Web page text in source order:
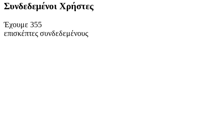
Συνδεδεμένοι Xρήστες
Έχουμε 355
επισκέπτες συνδεδεμένους